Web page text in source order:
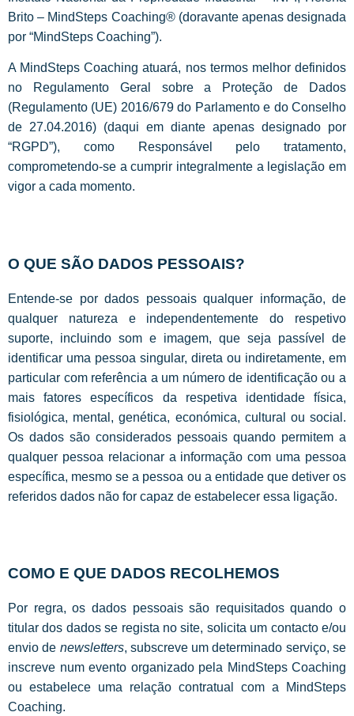
Brito – MindSteps Coaching® (doravante apenas designada
por “MindSteps Coaching”).
A MindSteps Coaching atuará, nos termos melhor definidos
no Regulamento Geral sobre a Proteção de Dados
(Regulamento (UE) 2016/679 do Parlamento e do Conselho
de 27.04.2016) (daqui em diante apenas designado por
“RGPD”), como Responsável pelo tratamento,
comprometendo-se a cumprir integralmente a legislação em
vigor a cada momento.
O QUE SÃO DADOS PESSOAIS?
Entende-se por dados pessoais qualquer informação, de
qualquer natureza e independentemente do respetivo
suporte, incluindo som e imagem, que seja passível de
identificar uma pessoa singular, direta ou indiretamente, em
particular com referência a um número de identificação ou a
mais fatores específicos da respetiva identidade física,
fisiológica, mental, genética, económica, cultural ou social.
Os dados são considerados pessoais quando permitem a
qualquer pessoa relacionar a informação com uma pessoa
específica, mesmo se a pessoa ou a entidade que detiver os
referidos dados não for capaz de estabelecer essa ligação.
COMO E QUE DADOS RECOLHEMOS
Por regra, os dados pessoais são requisitados quando o
titular dos dados se regista no site, solicita um contacto e/ou
envio de newsletters, subscreve um determinado serviço, se
inscreve num evento organizado pela MindSteps Coaching
ou estabelece uma relação contratual com a MindSteps
Coaching.